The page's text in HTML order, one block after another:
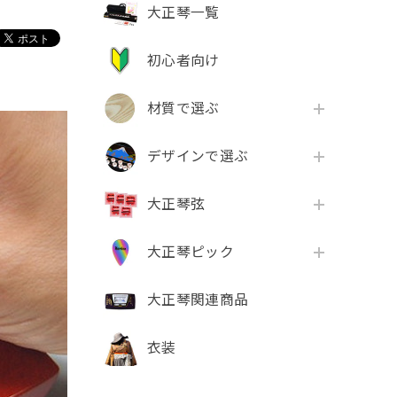
大正琴一覧
初心者向け
材質で選ぶ
デザインで選ぶ
大正琴弦
大正琴ピック
大正琴関連商品
衣装